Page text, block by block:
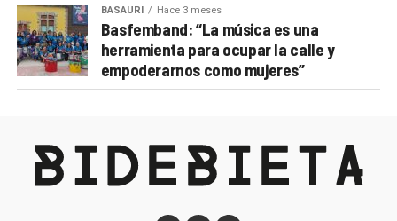
BASAURI Hace 3 meses
Basfemband: “La música es una
herramienta para ocupar la calle y
empoderarnos como mujeres”